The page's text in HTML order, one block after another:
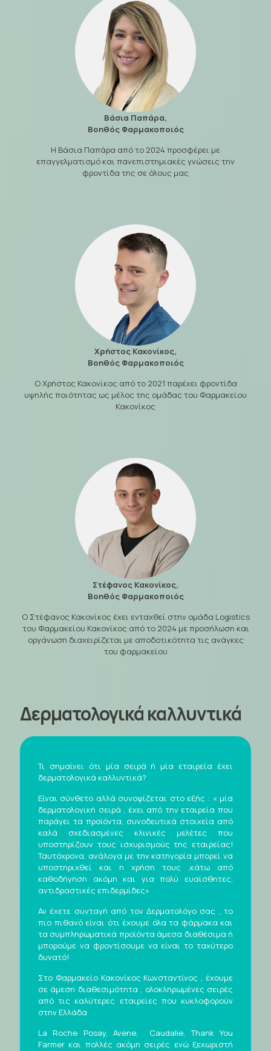
Βάσια Παπάρα,
Βοηθός Φαρμακοποιός
Η Βάσια Παπάρα από το 2024 προσφέρει με
επαγγελματισμό και πανεπιστημιακές γνώσεις την
φροντίδα της σε όλους μας
Χρήστος Κακονίκος,
Βοηθός Φαρμακοποιός
Ο Χρήστος Κακονίκος από το 2021 παρέχει φροντίδα
υψηλής ποιότητας ως μέλος της ομάδας του Φαρμακείου
Κακονίκος
Στέφανος Κακονίκος,
Βοηθός Φαρμακοποιός
Ο Στέφανος Κακονίκος έχει ενταχθεί στην ομάδα Logistics
του Φαρμακείου Κακονίκος από το 2024 με προσήλωση και
οργάνωση διαχειρίζεται με αποδοτικότητα τις ανάγκες
του φαρμακείου
Δερματολογικά καλλυντικά
Τι σημαίνει ότι μία σειρά ή μία εταιρεία έχει
δερματολογικά καλλυντικά?
Είναι σύνθετο αλλά συνοψίζεται στο εξής : « μία
δερματολογική σειρά , έχει από την εταιρεία που
παράγει τα προϊόντα, συνοδευτικά στοιχεία από
καλά σχεδιασμένες κλινικές μελέτες που
υποστηρίζουν τους ισχυρισμούς της εταιρείας!
Ταυτόχρονα, ανάλογα με την κατηγορία μπορεί να
υποστηριχθεί και η χρήση τους ,κάτω από
καθοδήγηση ακόμη και για πολύ ευαίσθητες,
αντιδραστικές επιδερμίδες»
Αν έχετε συνταγή από τον Δερματολόγο σας , το
πιο πιθανό είναι ότι έχουμε όλα τα φάρμακα και
τα συμπληρωματικά προϊόντα άμεσα διαθέσιμα ή
μπορούμε να φροντίσουμε να είναι το ταχύτερο
δυνατό!
Στο Φαρμακείο Κακονίκος Κωνσταντίνος , έχουμε
σε άμεση διαθεσιμότητα , ολοκληρωμένες σειρές
από τις καλύτερες εταιρείες που κυκλοφορούν
στην Ελλάδα
La Roche Posay, Avene, Caudalie, Thank You
Farmer και πολλές ακόμη σειρές ενώ ξεχωριστή